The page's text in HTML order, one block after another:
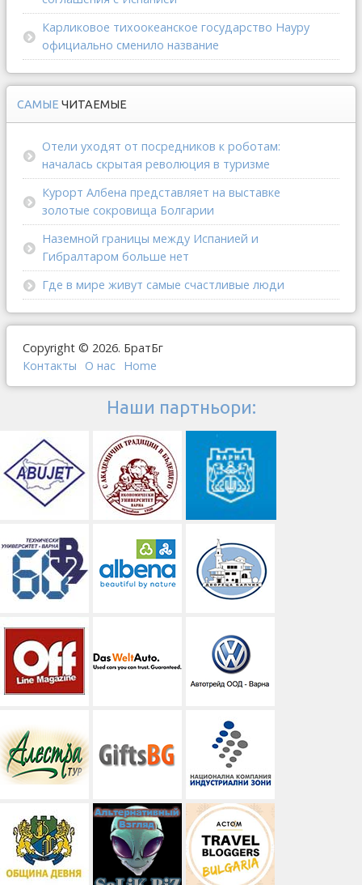
Карликовое тихоокеанское государство Науру
официально сменило название
САМЫЕ ЧИТАЕМЫЕ
Отели уходят от посредников к роботам:
началась скрытая революция в туризме
Курорт Албена представляет на выставке
золотые сокровища Болгарии
Наземной границы между Испанией и
Гибралтаром больше нет
Где в мире живут самые счастливые люди
Copyright © 2026. БратБг
Контакты
О наc Home
Наши партньори: